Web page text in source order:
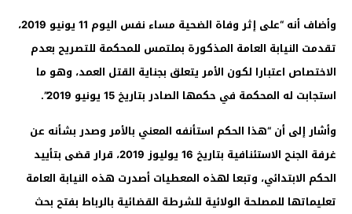
وأضاف أنه “على إثر وفاة الضحية مساء نفس اليوم 11 يونيو 2019،
تقدمت النيابة العامة المذكورة بملتمس للمحكمة للتصريح بعدم
الاختصاص اعتبارا لكون الأمر يتعلق بجناية القتل العمد، وهو ما
استجابت له المحكمة في حكمها الصادر بتاريخ 15 يونيو 2019”.
وأشار إلى أن “هذا الحكم استأنفه المعني بالأمر وصدر بشأنه عن
غرفة الجنح الاستئنافية بتاريخ 16 يوليوز 2019، قرار قضى بتأييد
الحكم الابتدائي، وتبعا لهذه المعطيات أصدرت هذه النيابة العامة
تعليماتها للمصلحة الولائية للشرطة القضائية بالرباط بفتح بحث